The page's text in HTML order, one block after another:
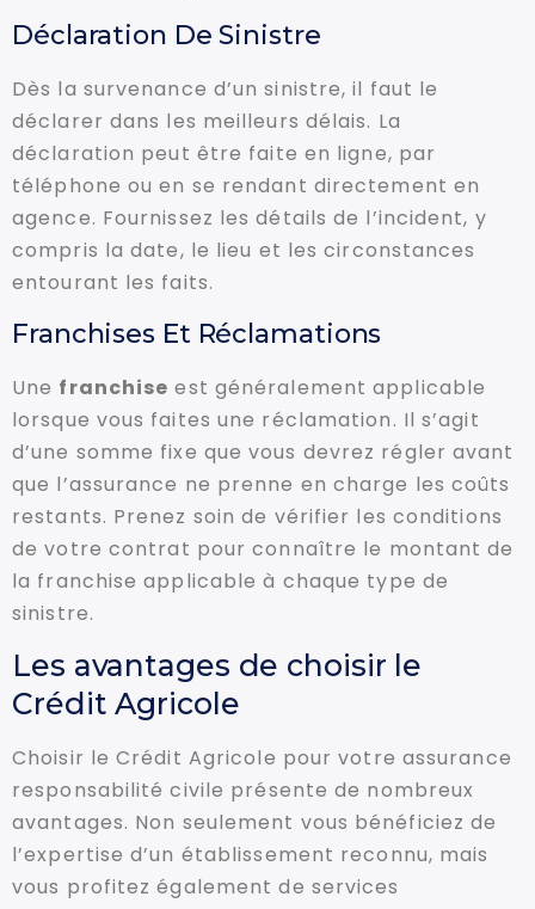
Déclaration De Sinistre
Dès la survenance d’un sinistre, il faut le
déclarer dans les meilleurs délais. La
déclaration peut être faite en ligne, par
téléphone ou en se rendant directement en
agence. Fournissez les détails de l’incident, y
compris la date, le lieu et les circonstances
entourant les faits.
Franchises Et Réclamations
Une franchise est généralement applicable
lorsque vous faites une réclamation. Il s’agit
d’une somme fixe que vous devrez régler avant
que l’assurance ne prenne en charge les coûts
restants. Prenez soin de vérifier les conditions
de votre contrat pour connaître le montant de
la franchise applicable à chaque type de
sinistre.
Les avantages de choisir le
Crédit Agricole
Choisir le Crédit Agricole pour votre assurance
responsabilité civile présente de nombreux
avantages. Non seulement vous bénéficiez de
l’expertise d’un établissement reconnu, mais
vous profitez également de services